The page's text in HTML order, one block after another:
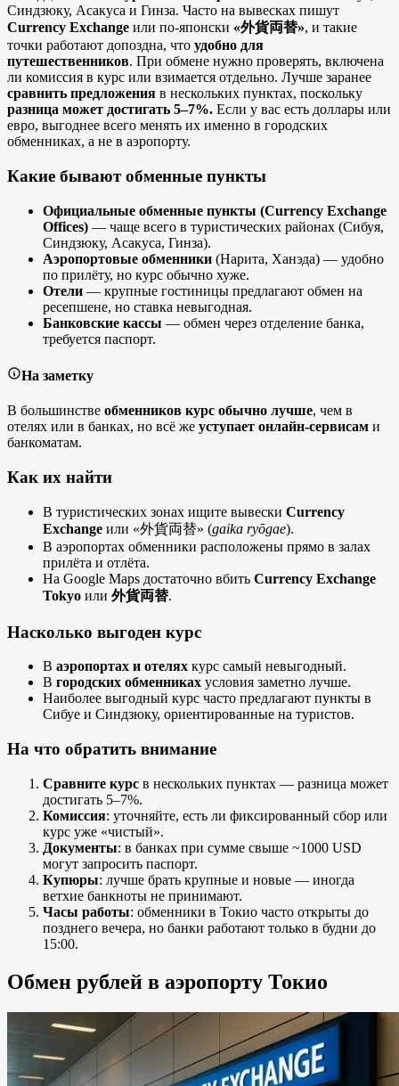
Синдзюку, Асакуса и Гинза. Часто на вывесках пишут
Currency Exchange или по-японски «外貨両替», и такие
точки работают допоздна, что удобно для
путешественников. При обмене нужно проверять, включена
ли комиссия в курс или взимается отдельно. Лучше заранее
сравнить предложения в нескольких пунктах, поскольку
разница может достигать 5–7%. Если у вас есть доллары или
евро, выгоднее всего менять их именно в городских
обменниках, а не в аэропорту.
Какие бывают обменные пункты
Официальные обменные пункты (Currency Exchange
Offices) — чаще всего в туристических районах (Сибуя,
Синдзюку, Асакуса, Гинза).
Аэропортовые обменники (Нарита, Ханэда) — удобно
по прилёту, но курс обычно хуже.
Отели — крупные гостиницы предлагают обмен на
ресепшене, но ставка невыгодная.
Банковские кассы — обмен через отделение банка,
требуется паспорт.
На заметку
В большинстве обменников курс обычно лучше, чем в
отелях или в банках, но всё же уступает онлайн-сервисам и
банкоматам.
Как их найти
В туристических зонах ищите вывески Currency
Exchange или «外貨両替» (gaika ryōgae).
В аэропортах обменники расположены прямо в залах
прилёта и отлёта.
На Google Maps достаточно вбить Currency Exchange
Tokyo или 外貨両替.
Насколько выгоден курс
В аэропортах и отелях курс самый невыгодный.
В городских обменниках условия заметно лучше.
Наиболее выгодный курс часто предлагают пункты в
Сибуе и Синдзюку, ориентированные на туристов.
На что обратить внимание
Сравните курс в нескольких пунктах — разница может
достигать 5–7%.
Комиссия: уточняйте, есть ли фиксированный сбор или
курс уже «чистый».
Документы: в банках при сумме свыше ~1000 USD
могут запросить паспорт.
Купюры: лучше брать крупные и новые — иногда
ветхие банкноты не принимают.
Часы работы: обменники в Токио часто открыты до
позднего вечера, но банки работают только в будни до
15:00.
Обмен рублей в аэропорту Токио